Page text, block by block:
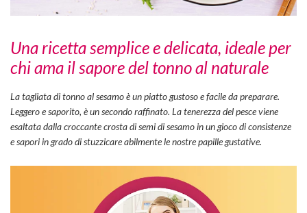
Una ricetta semplice e delicata, ideale per
chi ama il sapore del tonno al naturale
La tagliata di tonno al sesamo è un piatto gustoso e facile da preparare.
Leggero e saporito, è un secondo raffinato. La tenerezza del pesce viene
esaltata dalla croccante crosta di semi di sesamo in un gioco di consistenze
e sapori in grado di stuzzicare abilmente le nostre papille gustative.